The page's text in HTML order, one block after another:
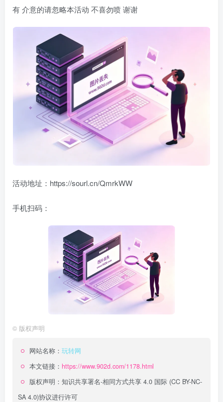
有 介意的请忽略本活动 不喜勿喷 谢谢
活动地址：https://sourl.cn/QmrkWW
手机扫码：
© 版权声明
网站名称： 玩转网
本文链接： https://www.902d.com/1178.html
版权声明： 知识共享署名-相同方式共享 4.0 国际 (CC BY-NC-
SA 4.0)协议进行许可